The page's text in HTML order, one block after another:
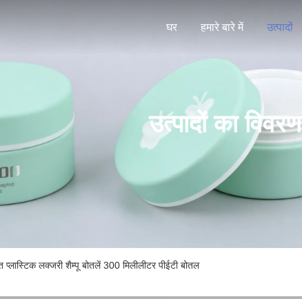
घर हमारे बारे में उत्पादों
उत्पादों का विवरण
लक्जरी शैम्पू बोतलें 300 मिलीलीटर पीईटी बोतल